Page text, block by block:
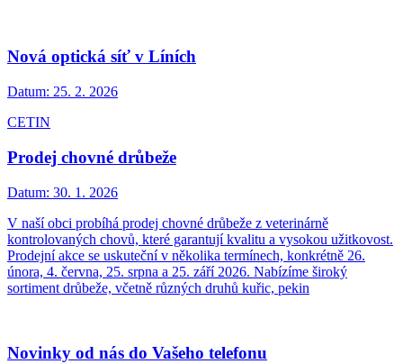
Nová optická síť v Líních
Datum: 25. 2. 2026
CETIN
Prodej chovné drůbeže
Datum: 30. 1. 2026
V naší obci probíhá prodej chovné drůbeže z veterinárně
kontrolovaných chovů, které garantují kvalitu a vysokou užitkovost.
Prodejní akce se uskuteční v několika termínech, konkrétně 26.
února, 4. června, 25. srpna a 25. září 2026. Nabízíme široký
sortiment drůbeže, včetně různých druhů kuřic, pekin
Novinky od nás do Vašeho telefonu